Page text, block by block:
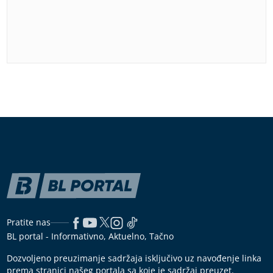
Pratite nas
BL portal - Informativno, Aktuelno, Tačno
Dozvoljeno preuzimanje sadržaja isključivo uz navođenje linka
prema stranici našeg portala sa koje je sadržaj preuzet.